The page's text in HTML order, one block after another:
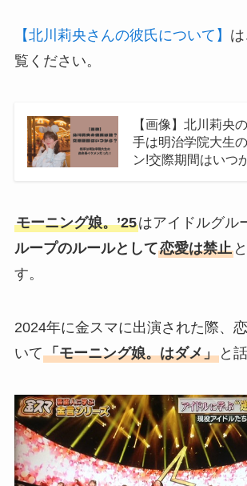
【北川莉央さんの彼氏について】
覧ください。
【画像】北川莉央
手は明治学院大生
ン!交際期間はいつ
モーニング娘。’25はアイドルグル
ループのルールとして恋愛は禁止
す。
2024年に金スマに出演された際、
いて「モーニング娘。はダメ」と